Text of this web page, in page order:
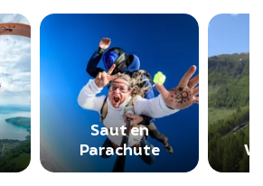
Saut en
Parachute